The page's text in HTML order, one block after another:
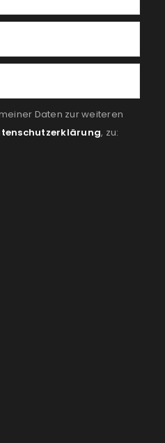
Daten zur weiteren
, zu: